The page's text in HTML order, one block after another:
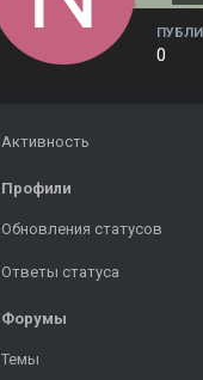
0
Активность
Профили
Обновления статусов
Ответы статуса
Форумы
Темы